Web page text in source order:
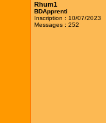
Rhum1
BDApprenti
Inscription : 10/07/2023
Messages : 252